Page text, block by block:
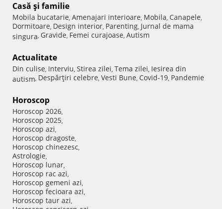
Casă şi familie
Mobila bucatarie, Amenajari interioare, Mobila, Canapele,
Dormitoare, Design interior, Parenting, Jurnal de mama
singura, Gravide, Femei curajoase, Autism
Actualitate
Din culise, Interviu, Stirea zilei, Tema zilei, Iesirea din
autism, Despărţiri celebre, Vesti Bune, Covid-19, Pandemie
Horoscop
Horoscop 2026,
Horoscop 2025,
Horoscop azi,
Horoscop dragoste,
Horoscop chinezesc,
Astrologie,
Horoscop lunar,
Horoscop rac azi,
Horoscop gemeni azi,
Horoscop fecioara azi,
Horoscop taur azi,